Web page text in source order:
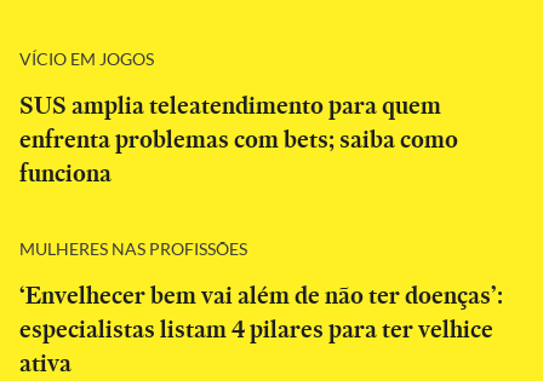
VÍCIO EM JOGOS
SUS amplia teleatendimento para quem
enfrenta problemas com bets; saiba como
funciona
MULHERES NAS PROFISSÕES
‘Envelhecer bem vai além de não ter doenças’:
especialistas listam 4 pilares para ter velhice
ativa